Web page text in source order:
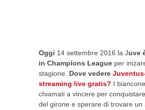
Oggi 14 settembre 2016 la Juve
in Champions League per
stagione. Dove vedere
streaming live gratis? I
chiamati a vincere per
del girone e sperare di trovare un